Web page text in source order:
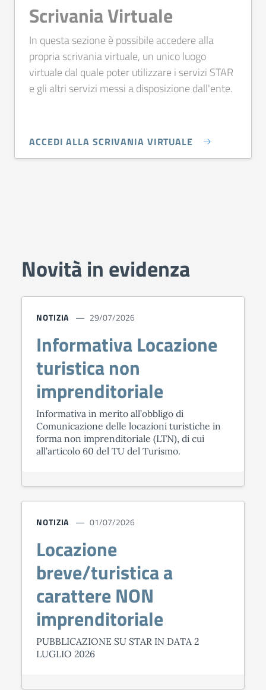
Scrivania Virtuale
In questa sezione è possibile accedere alla
propria scrivania virtuale, un unico luogo
virtuale dal quale poter utilizzare i servizi STAR
e gli altri servizi messi a disposizione dall'ente.
ACCEDI ALLA SCRIVANIA VIRTUALE
Novità in evidenza
NOTIZIA 29/07/2026
Informativa Locazione
turistica non
imprenditoriale
Informativa in merito all’obbligo di
Comunicazione delle locazioni turistiche in
forma non imprenditoriale (LTN), di cui
all’articolo 60 del TU del Turismo.
NOTIZIA 01/07/2026
Locazione
breve/turistica a
carattere NON
imprenditoriale
PUBBLICAZIONE SU STAR IN DATA 2
LUGLIO 2026